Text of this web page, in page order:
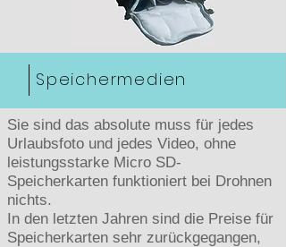
Speichermedien
Sie sind das absolute muss für jedes
Urlaubsfoto und jedes Video, ohne
leistungsstarke Micro SD-
Speicherkarten funktioniert bei Drohnen
nichts.
In den letzten Jahren sind die Preise für
Speicherkarten sehr zurückgegangen,